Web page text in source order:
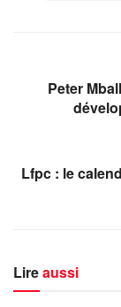
Peter
Lfpc : le
Lireaussi